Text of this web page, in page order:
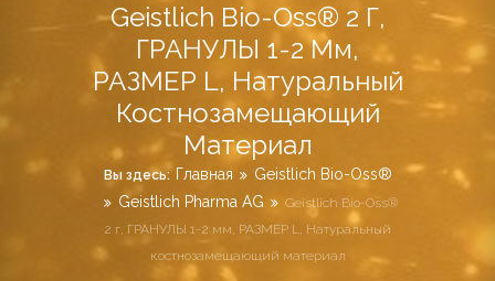
Geistlich Bio-Oss® 2 Г,
ГРАНУЛЫ 1-2 Мм,
РАЗМЕР L, Натуральный
Костнозамещающий
Материал
Вы здесь: Главная
Geistlich Bio-Oss®
Geistlich Pharma AG
Geistlich Bio-Oss®
2 г, ГРАНУЛЫ 1-2 мм, РАЗМЕР L, Натуральный
костнозамещающий материал